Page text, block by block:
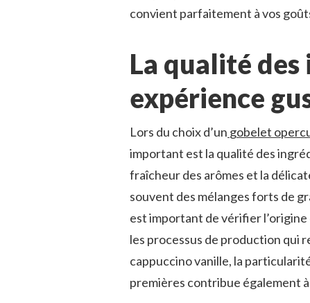
convient parfaitement à vos
La qualité des
expérience
Lors du choix d’un gobelet
important est la qualité des
fraîcheur des arômes et la
souvent des mélanges forts de
est important de vérifier
les processus de production qui
cappuccino vanille, la
premières contribue également